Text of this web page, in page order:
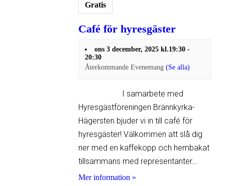
Gratis
Café för hyresgäster
ons 3 december, 2025 kl.19:30 -
20:30
Återkommande Evenemang (Se alla)
I samarbete med
Hyresgäst­föreningen Brännkyrka-
Hägersten bjuder vi in till café för
hyresgäster! Välkommen att slå dig
ner med en kaffekopp och hembakat
tillsammans med representanter…
Mer information »